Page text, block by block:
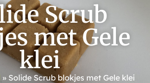
Scrub
met Gele
klei
» Solide Scrub blokjes met Gele klei